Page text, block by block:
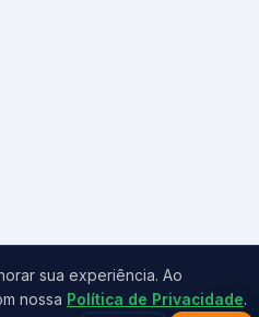
sua experiência. Ao
nossa Política de Privacidade.